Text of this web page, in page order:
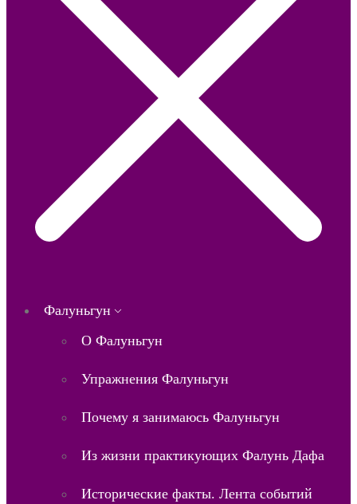
Фалуньгун
О Фалуньгун
Упражнения Фалуньгун
Почему я занимаюсь Фалуньгун
Из жизни практикующих Фалунь Дафа
Исторические факты. Лента событий